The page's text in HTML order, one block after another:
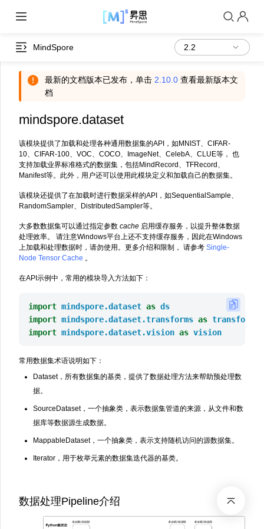
MindSpore
最新的文档版本已发布，单击 2.10.0 查看最新版本文
档
mindspore.dataset
该模块提供了加载和处理各种通用数据集的API，如MNIST、CIFAR-
10、CIFAR-100、VOC、COCO、ImageNet、CelebA、CLUE等， 也
支持加载业界标准格式的数据集，包括MindRecord、TFRecord、
Manifest等。此外，用户还可以使用此模块定义和加载自己的数据集。
该模块还提供了在加载时进行数据采样的API，如SequentialSample、
RandomSampler、DistributedSampler等。
大多数数据集可以通过指定参数 cache 启用缓存服务，以提升整体数据
处理效率。 请注意Windows平台上还不支持缓存服务，因此在Windows
上加载和处理数据时，请勿使用。更多介绍和限制， 请参考 Single-
Node Tensor Cache 。
在API示例中，常用的模块导入方法如下：
import mindspore.dataset as ds
import mindspore.dataset.transforms as transforms
import mindspore.dataset.vision as vision
常用数据集术语说明如下：
Dataset，所有数据集的基类，提供了数据处理方法来帮助预处理数
据。
SourceDataset，一个抽象类，表示数据集管道的来源，从文件和数
据库等数据源生成数据。
MappableDataset，一个抽象类，表示支持随机访问的源数据集。
Iterator，用于枚举元素的数据集迭代器的基类。
数据处理Pipeline介绍